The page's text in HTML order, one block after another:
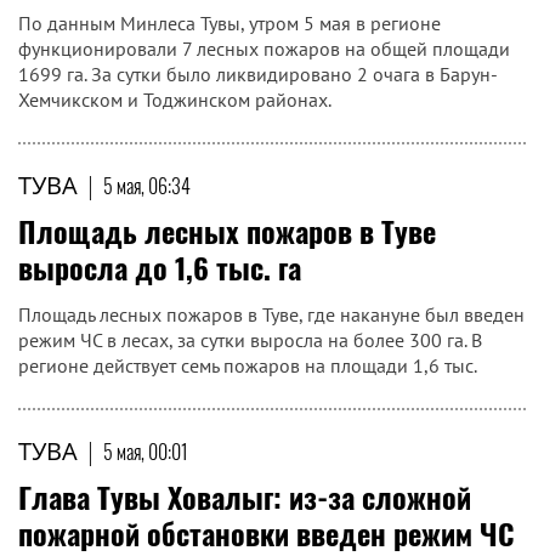
По данным Минлеса Тувы, утром 5 мая в регионе
функционировали 7 лесных пожаров на общей площади
1699 га. За сутки было ликвидировано 2 очага в Барун-
Хемчикском и Тоджинском районах.
ТУВА | 5 мая, 06:34
Площадь лесных пожаров в Туве
выросла до 1,6 тыс. га
Площадь лесных пожаров в Туве, где накануне был введен
режим ЧС в лесах, за сутки выросла на более 300 га. В
регионе действует семь пожаров на площади 1,6 тыс.
ТУВА | 5 мая, 00:01
Глава Тувы Ховалыг: из-за сложной
пожарной обстановки введен режим ЧС